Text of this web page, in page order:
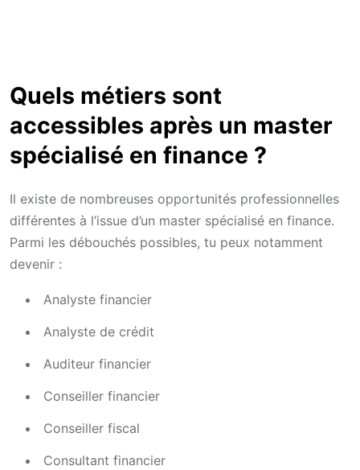
Quels métiers sont
accessibles après un master
spécialisé en finance ?
Il existe de nombreuses opportunités professionnelles
différentes à l’issue d’un master spécialisé en finance.
Parmi les débouchés possibles, tu peux notamment
devenir :
Analyste financier
Analyste de crédit
Auditeur financier
Conseiller financier
Conseiller fiscal
Consultant financier